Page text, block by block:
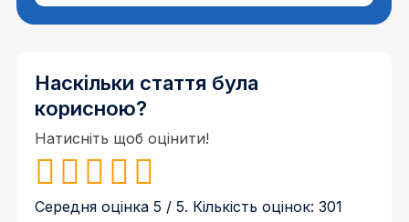
Наскільки стаття була
корисною?
Натисніть щоб оцінити!
Середня оцінка5 / 5. Кількість оцінок:301